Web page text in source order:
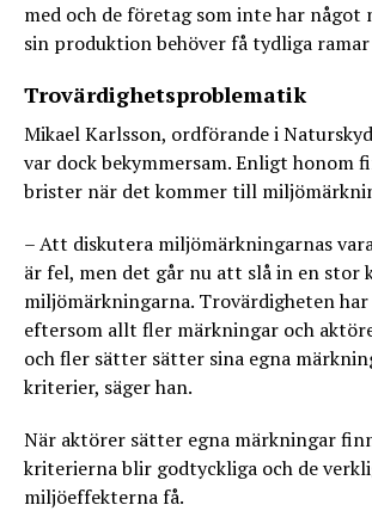
med och de företag som inte har
sin produktion behöver få tydliga ramar
Trovärdighetsproblematik
Mikael Karlsson, ordförande i
var dock bekymmersam. Enligt honom
brister när det kommer till
– Att diskutera miljömärkningarnas
är fel, men det går nu att slå in en stor
miljömärkningarna. Trovärdigheten
eftersom allt fler märkningar och
och fler sätter sätter sina egna
kriterier, säger han.
När aktörer sätter egna märkningar
kriterierna blir godtyckliga och de
miljöeffekterna få.